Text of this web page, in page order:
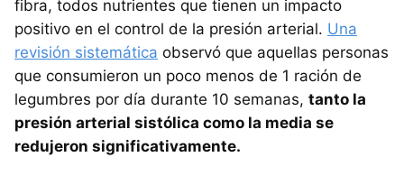
fibra, todos nutrientes que tienen un impacto
positivo en el control de la presión arterial. Una
revisión sistemática observó que aquellas personas
que consumieron un poco menos de 1 ración de
legumbres por día durante 10 semanas, tanto la
presión arterial sistólica como la media se
redujeron significativamente.